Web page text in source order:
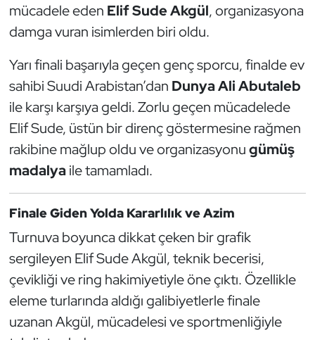
mücadele eden Elif Sude Akgül, organizasyona
damga vuran isimlerden biri oldu.
Yarı finali başarıyla geçen genç sporcu, finalde ev
sahibi Suudi Arabistan’dan Dunya Ali Abutaleb
ile karşı karşıya geldi. Zorlu geçen mücadelede
Elif Sude, üstün bir direnç göstermesine rağmen
rakibine mağlup oldu ve organizasyonugümüş
madalyaile tamamladı.
Finale Giden Yolda Kararlılık ve Azim
Turnuva boyunca dikkat çeken bir grafik
sergileyen Elif Sude Akgül, teknik becerisi,
çevikliği ve ring hakimiyetiyle öne çıktı. Özellikle
eleme turlarında aldığı galibiyetlerle finale
uzanan Akgül, mücadelesi ve sportmenliğiyle
Futsal
Golf
Güreş
Halter
Hava Sporları
İşitme Engelli Sporcular
Judo ve Kuraş
Kano ve Rafting